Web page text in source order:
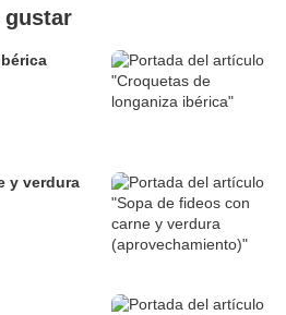
gustar
y verdura